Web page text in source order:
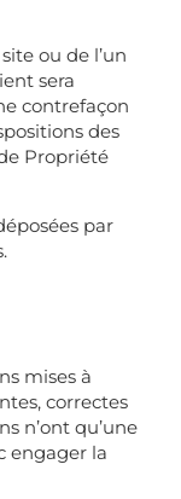
ou de l’un
sera
contrefaçon
des
Propriété
par
mises à
correctes
n’ont qu’une
engager la